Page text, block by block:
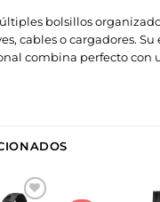
bolsillos
cables o cargadores. Su
combina perfecto con